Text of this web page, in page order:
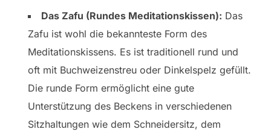
Das Zafu (Rundes Meditationskissen): Das
Zafu ist wohl die bekannteste Form des
Meditationskissens. Es ist traditionell rund und
oft mit Buchweizenstreu oder Dinkelspelz gefüllt.
Die runde Form ermöglicht eine gute
Unterstützung des Beckens in verschiedenen
Sitzhaltungen wie dem Schneidersitz, dem